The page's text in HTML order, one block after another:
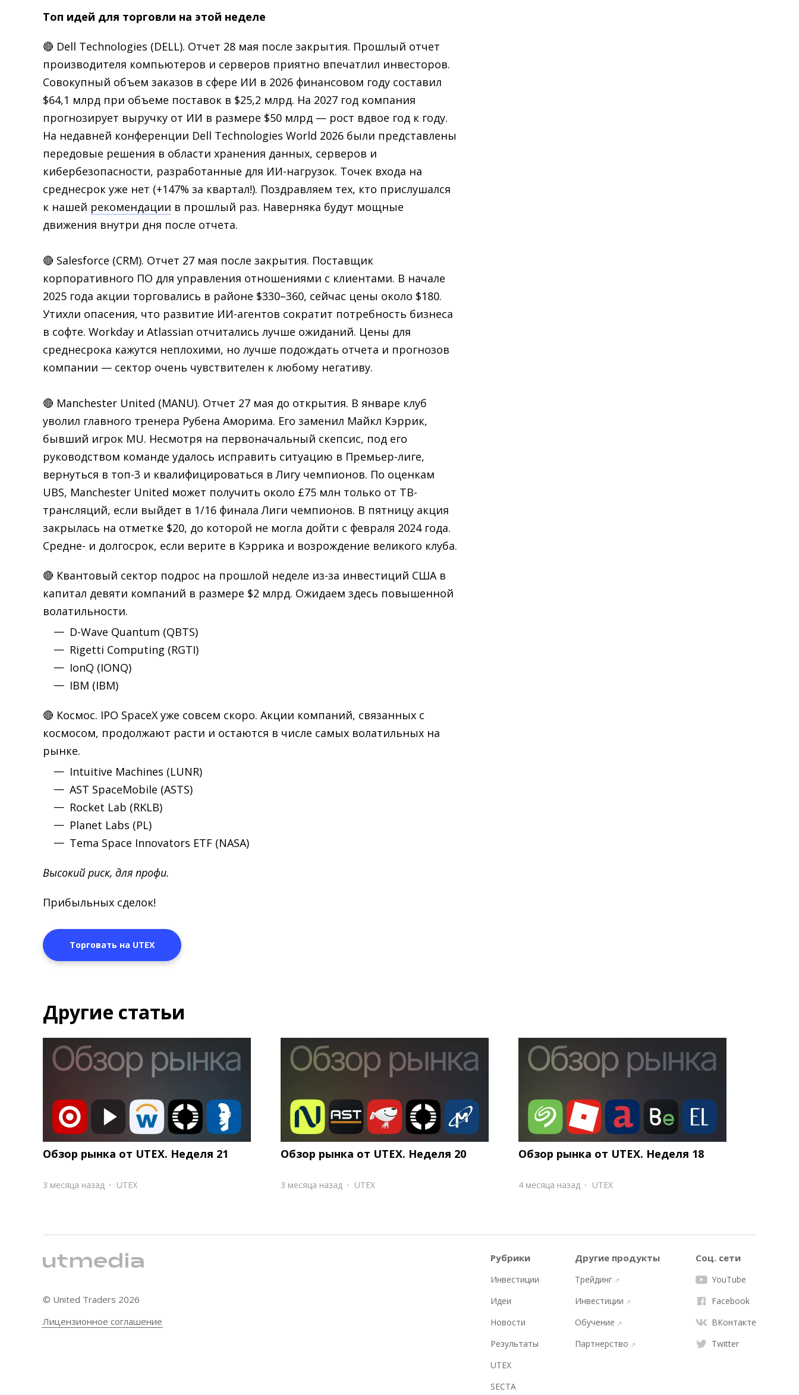
Топ идей для торговли на этой неделе
🔴 Dell Technologies (DELL). Отчет 28 мая после закрытия. Прошлый отчет
производителя компьютеров и серверов приятно впечатлил инвесторов.
Совокупный объем заказов в сфере ИИ в 2026 финансовом году составил
$64,1 млрд при объеме поставок в $25,2 млрд. На 2027 год компания
прогнозирует выручку от ИИ в размере $50 млрд — рост вдвое год к году.
На недавней конференции Dell Technologies World 2026 были представлены
передовые решения в области хранения данных, серверов и
кибербезопасности, разработанные для ИИ-нагрузок. Точек входа на
среднесрок уже нет (+147% за квартал!). Поздравляем тех, кто прислушался
к нашей рекомендации в прошлый раз. Наверняка будут мощные
движения внутри дня после отчета.
🔴 Salesforce (CRM). Отчет 27 мая после закрытия. Поставщик
корпоративного ПО для управления отношениями с клиентами. В начале
2025 года акции торговались в районе $330–360, сейчас цены около $180.
Утихли опасения, что развитие ИИ-агентов сократит потребность бизнеса
в софте. Workday и Atlassian отчитались лучше ожиданий. Цены для
среднесрока кажутся неплохими, но лучше подождать отчета и прогнозов
компании — сектор очень чувствителен к любому негативу.
🔴 Manchester United (MANU). Отчет 27 мая до открытия. В январе клуб
уволил главного тренера Рубена Аморима. Его заменил Майкл Кэррик,
бывший игрок MU. Несмотря на первоначальный скепсис, под его
руководством команде удалось исправить ситуацию в Премьер-лиге,
вернуться в топ-3 и квалифицироваться в Лигу чемпионов. По оценкам
UBS, Manchester United может получить около £75 млн только от ТВ-
трансляций, если выйдет в 1/16 финала Лиги чемпионов. В пятницу акция
закрылась на отметке $20, до которой не могла дойти с февраля 2024 года.
Средне- и долгосрок, если верите в Кэррика и возрождение великого клуба.
🔴 Квантовый сектор подрос на прошлой неделе из-за инвестиций США в
капитал девяти компаний в размере $2 млрд. Ожидаем здесь повышенной
волатильности.
D-Wave Quantum (QBTS)
Rigetti Computing (RGTI)
IonQ (IONQ)
IBM (IBM)
🔴 Космос. IPO SpaceX уже совсем скоро. Акции компаний, связанных с
космосом, продолжают расти и остаются в числе самых волатильных на
рынке.
Intuitive Machines (LUNR)
AST SpaceMobile (ASTS)
Rocket Lab (RKLB)
Planet Labs (PL)
Tema Space Innovators ETF (NASA)
Высокий риск, для профи.
Прибыльных сделок!
Торговать на UTEX
Другие статьи
Обзор рынка от UTEX. Неделя 21
3 месяца назад UTEX
Обзор рынка от UTEX. Неделя 20
3 месяца назад UTEX
Обзор рынка от UTEX. Неделя 18
4 месяца назад UTEX
© United Traders 2026
Лицензионное соглашение
Рубрики
Инвестиции
Идеи
Новости
Результаты
UTEX
SECTA
Другие продукты
Трейдинг
Инвестиции
Обучение
Партнерство
Соц. сети
YouTube
Facebook
ВКонтакте
Twitter